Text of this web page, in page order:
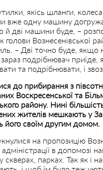
якісь шланги,
вже одну машину
й дві машини буде, –
голови Вознесенівської
– Дві точно буде, якщо
подрібнювач приїде,
та подрібнювати, і
до прибирання з
Воскресенської та
району. Нині
жителів мешкають у
його своїм другим домом.
на пропозицію
в допомозі
скверах, парках. Так як і